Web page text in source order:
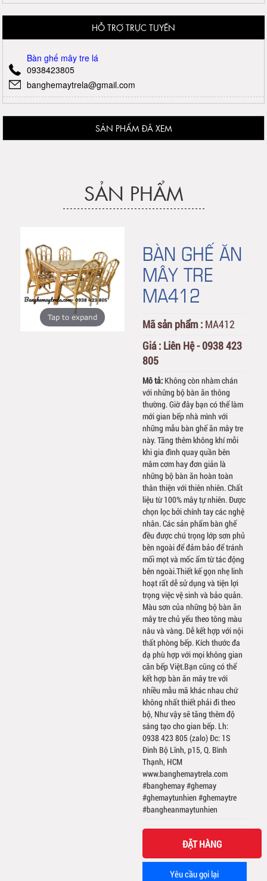
HỖ TRỢ TRỰC TUYẾN
Bàn ghế mây tre lá
0938423805
banghemaytrela@gmail.com
SẢN PHẨM ĐÃ XEM
SẢN PHẨM
Tap to expand
BÀN GHẾ ĂN
MÂY TRE
MA412
Mã sản phẩm : MA412
Giá : Liên Hệ - 0938 423
805
Mô tả: Không còn nhàm chán
với những bộ bàn ăn thông
thường. Giờ đây bạn có thể làm
mới gian bếp nhà mình với
những mẫu bàn ghế ăn mây tre
này. Tăng thêm không khí mỗi
khi gia đình quay quần bên
mâm cơm hay đơn giản là
những bộ bàn ăn hoàn toàn
thân thiện với thiên nhiên. Chất
liệu từ 100% mây tự nhiên. Được
chọn lọc bởi chính tay các nghệ
nhân. Các sản phẩm bàn ghế
đều được chú trọng lớp sơn phủ
bên ngoài để đảm bảo để tránh
mối mọt và mốc ẩm từ tác động
bên ngoài.Thiết kế gọn nhẹ linh
hoạt rất dễ sử dụng và tiện lợi
trọng việc vệ sinh và bảo quản.
Màu sơn của những bộ bàn ăn
mây tre chủ yếu theo tông màu
nâu và vàng. Dễ kết hợp với nội
thất phòng bếp. Kích thước đa
dạ phù hợp với mọi không gian
căn bếp Việt.Bạn cũng có thể
kết hợp bàn ăn mây tre với
nhiều mẫu mã khác nhau chứ
không nhất thiết phải đi theo
bộ, Như vậy sẽ tăng thêm độ
sáng tạo cho gian bếp. Lh:
0938 423 805 (zalo) Đc: 1S
Đinh Bộ Lĩnh, p15, Q. Bình
Thạnh, HCM
www.banghemaytrela.com
#banghemay #ghemay
#ghemaytunhien #ghemaytre
#bangheanmaytunhien
ĐẶT HÀNG
Yêu cầu gọi lại